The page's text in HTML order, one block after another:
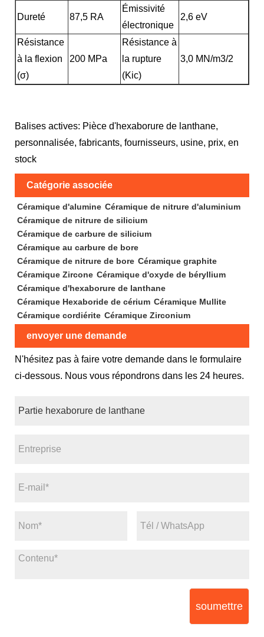
Dureté 87,5 RA
Émissivité
électronique
2,6 eV
Résistance
à la flexion
(σ)
200 MPa
Résistance à
la rupture
(Kic)
3,0 MN/m3/2
Balises actives: Pièce d'hexaborure de lanthane,
personnalisée, fabricants, fournisseurs, usine, prix, en
stock
Catégorie associée
Céramique d'alumine Céramique de nitrure d'aluminium
Céramique de nitrure de silicium
Céramique de carbure de silicium
Céramique au carbure de bore
Céramique de nitrure de bore Céramique graphite
Céramique Zircone Céramique d'oxyde de béryllium
Céramique d'hexaborure de lanthane
Céramique Hexaboride de cérium Céramique Mullite
Céramique cordiérite Céramique Zirconium
envoyer une demande
N'hésitez pas à faire votre demande dans le formulaire
ci-dessous. Nous vous répondrons dans les 24 heures.
soumettre